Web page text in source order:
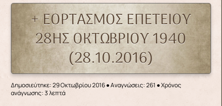
+ ΕΟΡΤΑΣΜΟΣ ΕΠΕΤΕΙΟΥ
28ΗΣ ΟΚΤΩΒΡΙΟΥ 1940
(28.10.2016)
Δημοσιεύτηκε: 29 Οκτωβρίου 2016●Αναγνώσεις: 261 ● Χρόνος
ανάγνωσης: 3 λεπτά